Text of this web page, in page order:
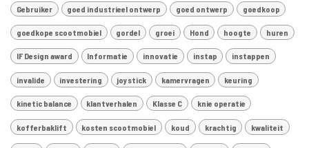
Gebruiker goed industrieel ontwerp goed ontwerp goedkoop
goedkope scootmobiel gordel groei Hond hoogte huren
IF Design award Informatie innovatie instap instappen
invalide investering joystick kamervragen keuring
kinetic balance klantverhalen Klasse C knie operatie
kofferbaklift kosten scootmobiel koud krachtig kwaliteit